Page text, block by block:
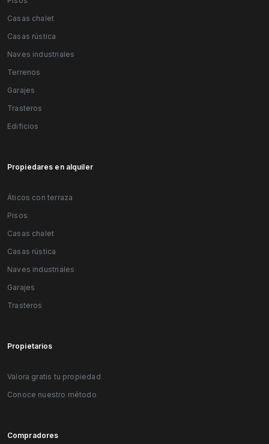
Casas chalet
Casas rústica
Naves industriales
Terrenos
Garajes
Trasteros
Edificios
Propiedares en alquiler
Áticos con terraza
Pisos
Casas chalet
Casas rústica
Naves industriales
Garajes
Trasteros
Propietarios
Valora gratis tu propiedad
Conoce nuestro método
Compradores